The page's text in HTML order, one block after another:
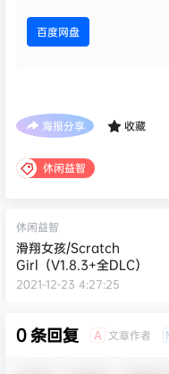
百度网盘
海报分享 收藏
休闲益智
休闲益智
滑翔女孩/Scratch
Girl（V1.8.3+全DLC）
2021-12-23 4:27:25
0 条回复 A 文章作者